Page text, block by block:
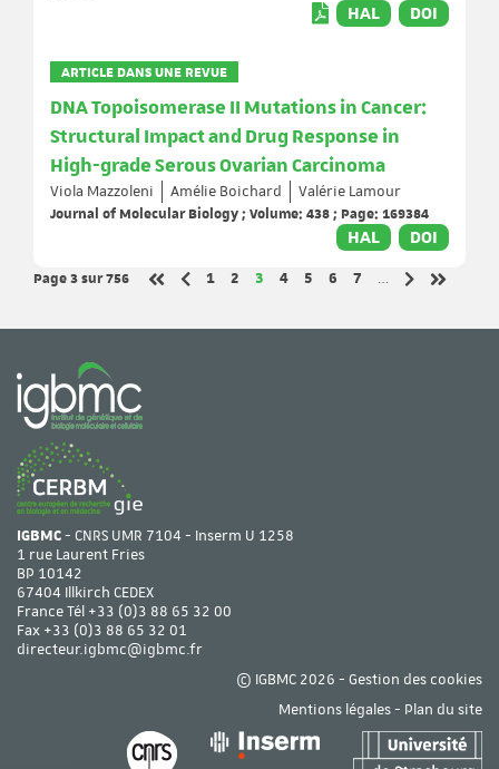
HAL DOI
ARTICLE DANS UNE REVUE
DNA Topoisomerase II Mutations in Cancer:
Structural Impact and Drug Response in
High-grade Serous Ovarian Carcinoma
Viola Mazzoleni Amélie Boichard
Valérie Lamour
Journal of Molecular Biology ; Volume: 438 ; Page: 169384
HAL DOI
Page 3sur 756
Page
1 Page
2 Page
3 Page
4 Page
5 Page
6 Page
7
…
IGBMC- CNRS UMR 7104 - Inserm U 1258
1 rue Laurent Fries
BP 10142
67404 Illkirch CEDEX
France Tél +33 (0)3 88 65 32 00
Fax +33 (0)3 88 65 32 01
directeur.igbmc@igbmc.fr
© IGBMC 2026 - Gestion des cookies
Mentions légales- Plan du site